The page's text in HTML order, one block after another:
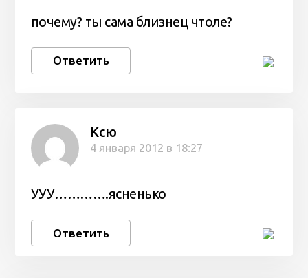
почему? ты сама близнец чтоле?
Ответить
Ксю
4 января 2012 в 18:27
УУУ………….ясненько
Ответить